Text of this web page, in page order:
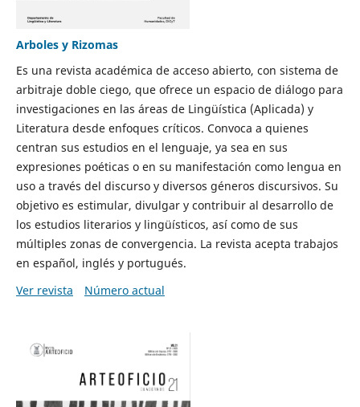
Arboles y Rizomas
Es una revista académica de acceso abierto, con sistema de
arbitraje doble ciego, que ofrece un espacio de diálogo para
investigaciones en las áreas de Lingüística (Aplicada) y
Literatura desde enfoques críticos. Convoca a quienes
centran sus estudios en el lenguaje, ya sea en sus
expresiones poéticas o en su manifestación como lengua en
uso a través del discurso y diversos géneros discursivos. Su
objetivo es estimular, divulgar y contribuir al desarrollo de
los estudios literarios y lingüísticos, así como de sus
múltiples zonas de convergencia. La revista acepta trabajos
en español, inglés y portugués.
Ver revista
Número actual